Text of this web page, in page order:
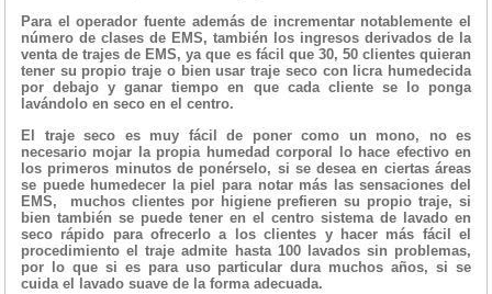
Para el operador fuente además de incrementar notablemente el
número de clases de EMS, también los ingresos derivados de la
venta de trajes de EMS, ya que es fácil que 30, 50 clientes quieran
tener su propio traje o bien usar traje seco con licra humedecida
por debajo y ganar tiempo en que cada cliente se lo ponga
lavándolo en seco en el centro.
El traje seco es muy fácil de poner como un mono, no es
necesario mojar la propia humedad corporal lo hace efectivo en
los primeros minutos de ponérselo, si se desea en ciertas áreas
se puede humedecer la piel para notar más las sensaciones del
EMS, muchos clientes por higiene prefieren su propio traje, si
bien también se puede tener en el centro sistema de lavado en
seco rápido para ofrecerlo a los clientes y hacer más fácil el
procedimiento el traje admite hasta 100 lavados sin problemas,
por lo que si es para uso particular dura muchos años, si se
cuida el lavado suave de la forma adecuada.